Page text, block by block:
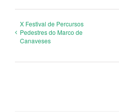
X Festival de Percursos
Pedestres do Marco de
Canaveses